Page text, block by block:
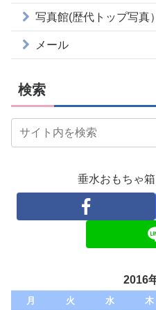
写真館(歴代トップ写真）
メール
検索
垂水おもちゃ
2016
月 火 水 木